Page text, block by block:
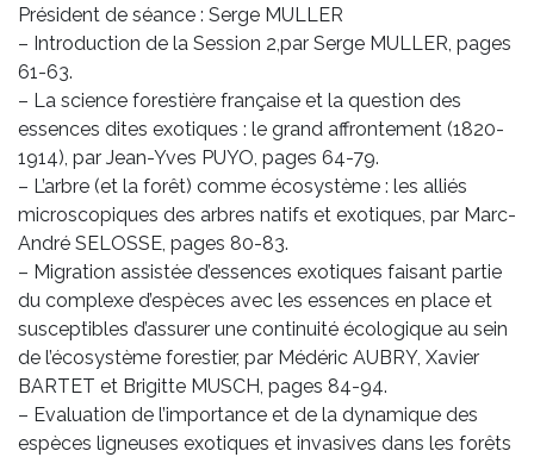
Président de séance : Serge MULLER
– Introduction de la Session 2,par Serge MULLER, pages
61-63.
– La science forestière française et la question des
essences dites exotiques : le grand affrontement (1820-
1914), par Jean-Yves PUYO, pages 64-79.
– L’arbre (et la forêt) comme écosystème : les alliés
microscopiques des arbres natifs et exotiques, par Marc-
André SELOSSE, pages 80-83.
– Migration assistée d’essences exotiques faisant partie
du complexe d’espèces avec les essences en place et
susceptibles d’assurer une continuité écologique au sein
de l’écosystème forestier, par Médéric AUBRY, Xavier
BARTET et Brigitte MUSCH, pages 84-94.
– Evaluation de l’importance et de la dynamique des
espèces ligneuses exotiques et invasives dans les forêts